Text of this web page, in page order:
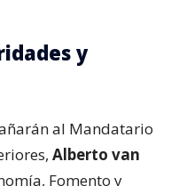
y
al Mandatario
Alberto van
Fomento y